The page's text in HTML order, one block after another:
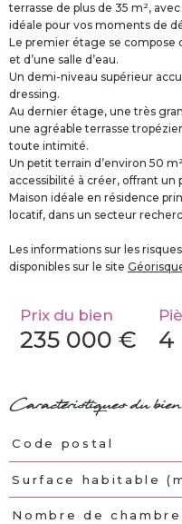
terrasse de plus de 35 m²,
idéale pour vos moments de
Le premier étage se compose
et d’une salle d’eau.
Un demi-niveau supérieur
dressing.
Au dernier étage, une très
une agréable terrasse
toute intimité.
Un petit terrain d’environ 50
accessibilité à créer, offrant
Maison idéale en résidence
locatif, dans un secteur
Les informations sur les
disponibles sur le site
Prix du bien
235 000 € 4
Caractéristiques du bien
Caractéristiques
Code postal
Surface habitable
Nombre de